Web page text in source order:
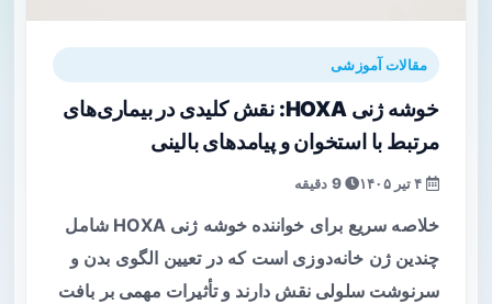
مقالات آموزشی
خوشه ژنی HOXA: نقش کلیدی در بیماری‌های
مرتبط با استخوان و پیامدهای بالینی
9 دقیقه
خلاصه سریع برای خواننده خوشه ژنی HOXA شامل
چندین ژن خانه‌دوزی است که در تعیین الگوی بدن و
سرنوشت سلولی نقش دارند و تأثیرات مهمی بر بافت